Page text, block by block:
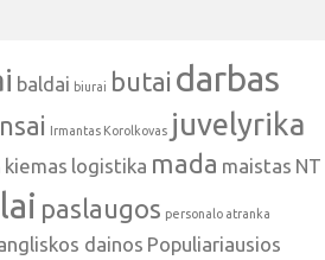
baldai biurai butai darbas
Irmantas Korolkovas juvelyrika
kiemas logistika mada maistas NT
paslaugos personalo atranka
dainos Populiariausios